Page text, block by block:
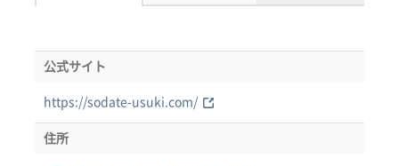
公式サイト
https://sodate-usuki.com/
住所